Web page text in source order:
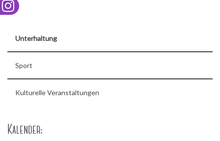
Unterhaltung
Sport
Kulturelle Veranstaltungen
Kalender: